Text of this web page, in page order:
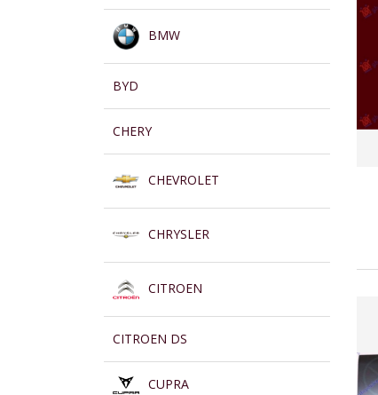
BMW
BYD
CHERY
CHEVROLET
CHRYSLER
CITROEN
CITROEN DS
CUPRA